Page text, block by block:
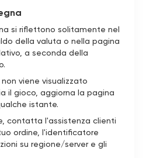
si riflettono solitamente nel
della valuta o nella pagina
a seconda della
viene visualizzato
il gioco, aggiorna la pagina
istante.
contatta l'assistenza clienti
ordine, l'identificatore
su regione/server e gli